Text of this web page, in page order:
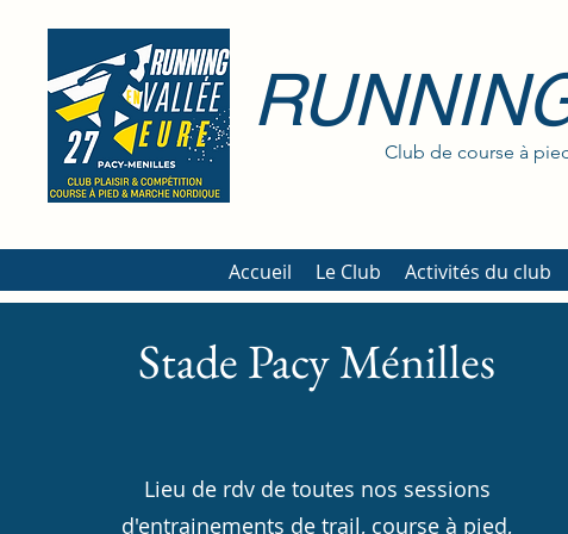
Club de course à
Accueil Le Club Activités du club
Stade Pacy Ménilles
Lieu de rdv de toutes nos sessions
d'entrainements de trail, course à pied,